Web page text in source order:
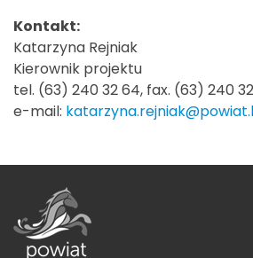
Kontakt:
Katarzyna Rejniak
Kierownik projektu
tel. (63) 240 32 64, fax. (63) 240 32
e-mail: